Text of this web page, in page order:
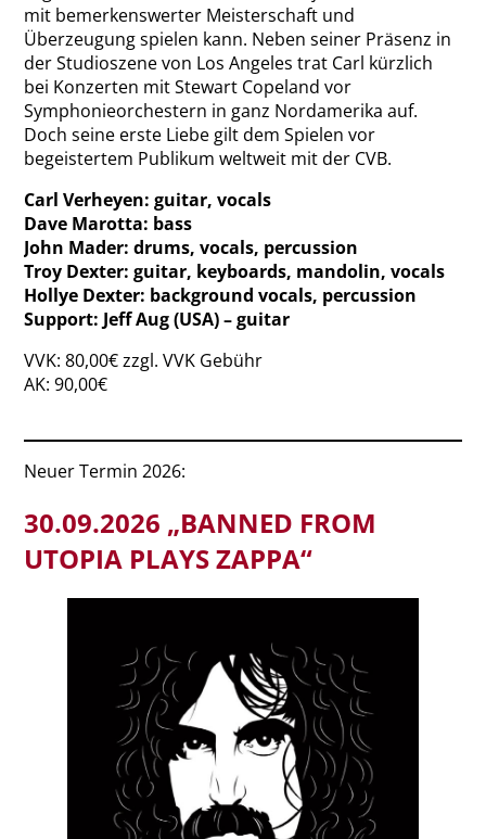
mit bemerkenswerter Meisterschaft und
Überzeugung spielen kann. Neben seiner Präsenz in
der Studioszene von Los Angeles trat Carl kürzlich
bei Konzerten mit Stewart Copeland vor
Symphonieorchestern in ganz Nordamerika auf.
Doch seine erste Liebe gilt dem Spielen vor
begeistertem Publikum weltweit mit der CVB.
Carl Verheyen: guitar, vocals
Dave Marotta: bass
John Mader: drums, vocals, percussion
Troy Dexter: guitar, keyboards, mandolin, vocals
Hollye Dexter: background vocals, percussion
Support: Jeff Aug (USA) – guitar
VVK: 80,00€ zzgl. VVK Gebühr
AK: 90,00€
Neuer Termin 2026:
30.09.2026 „BANNED FROM
UTOPIA PLAYS ZAPPA“